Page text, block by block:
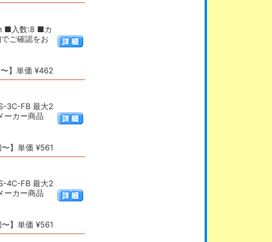
■入数:8 ■カ
ご確認をお
】単価 ¥462
3C-FB 最大2
カー商品
】単価 ¥561
4C-FB 最大2
カー商品
】単価 ¥561